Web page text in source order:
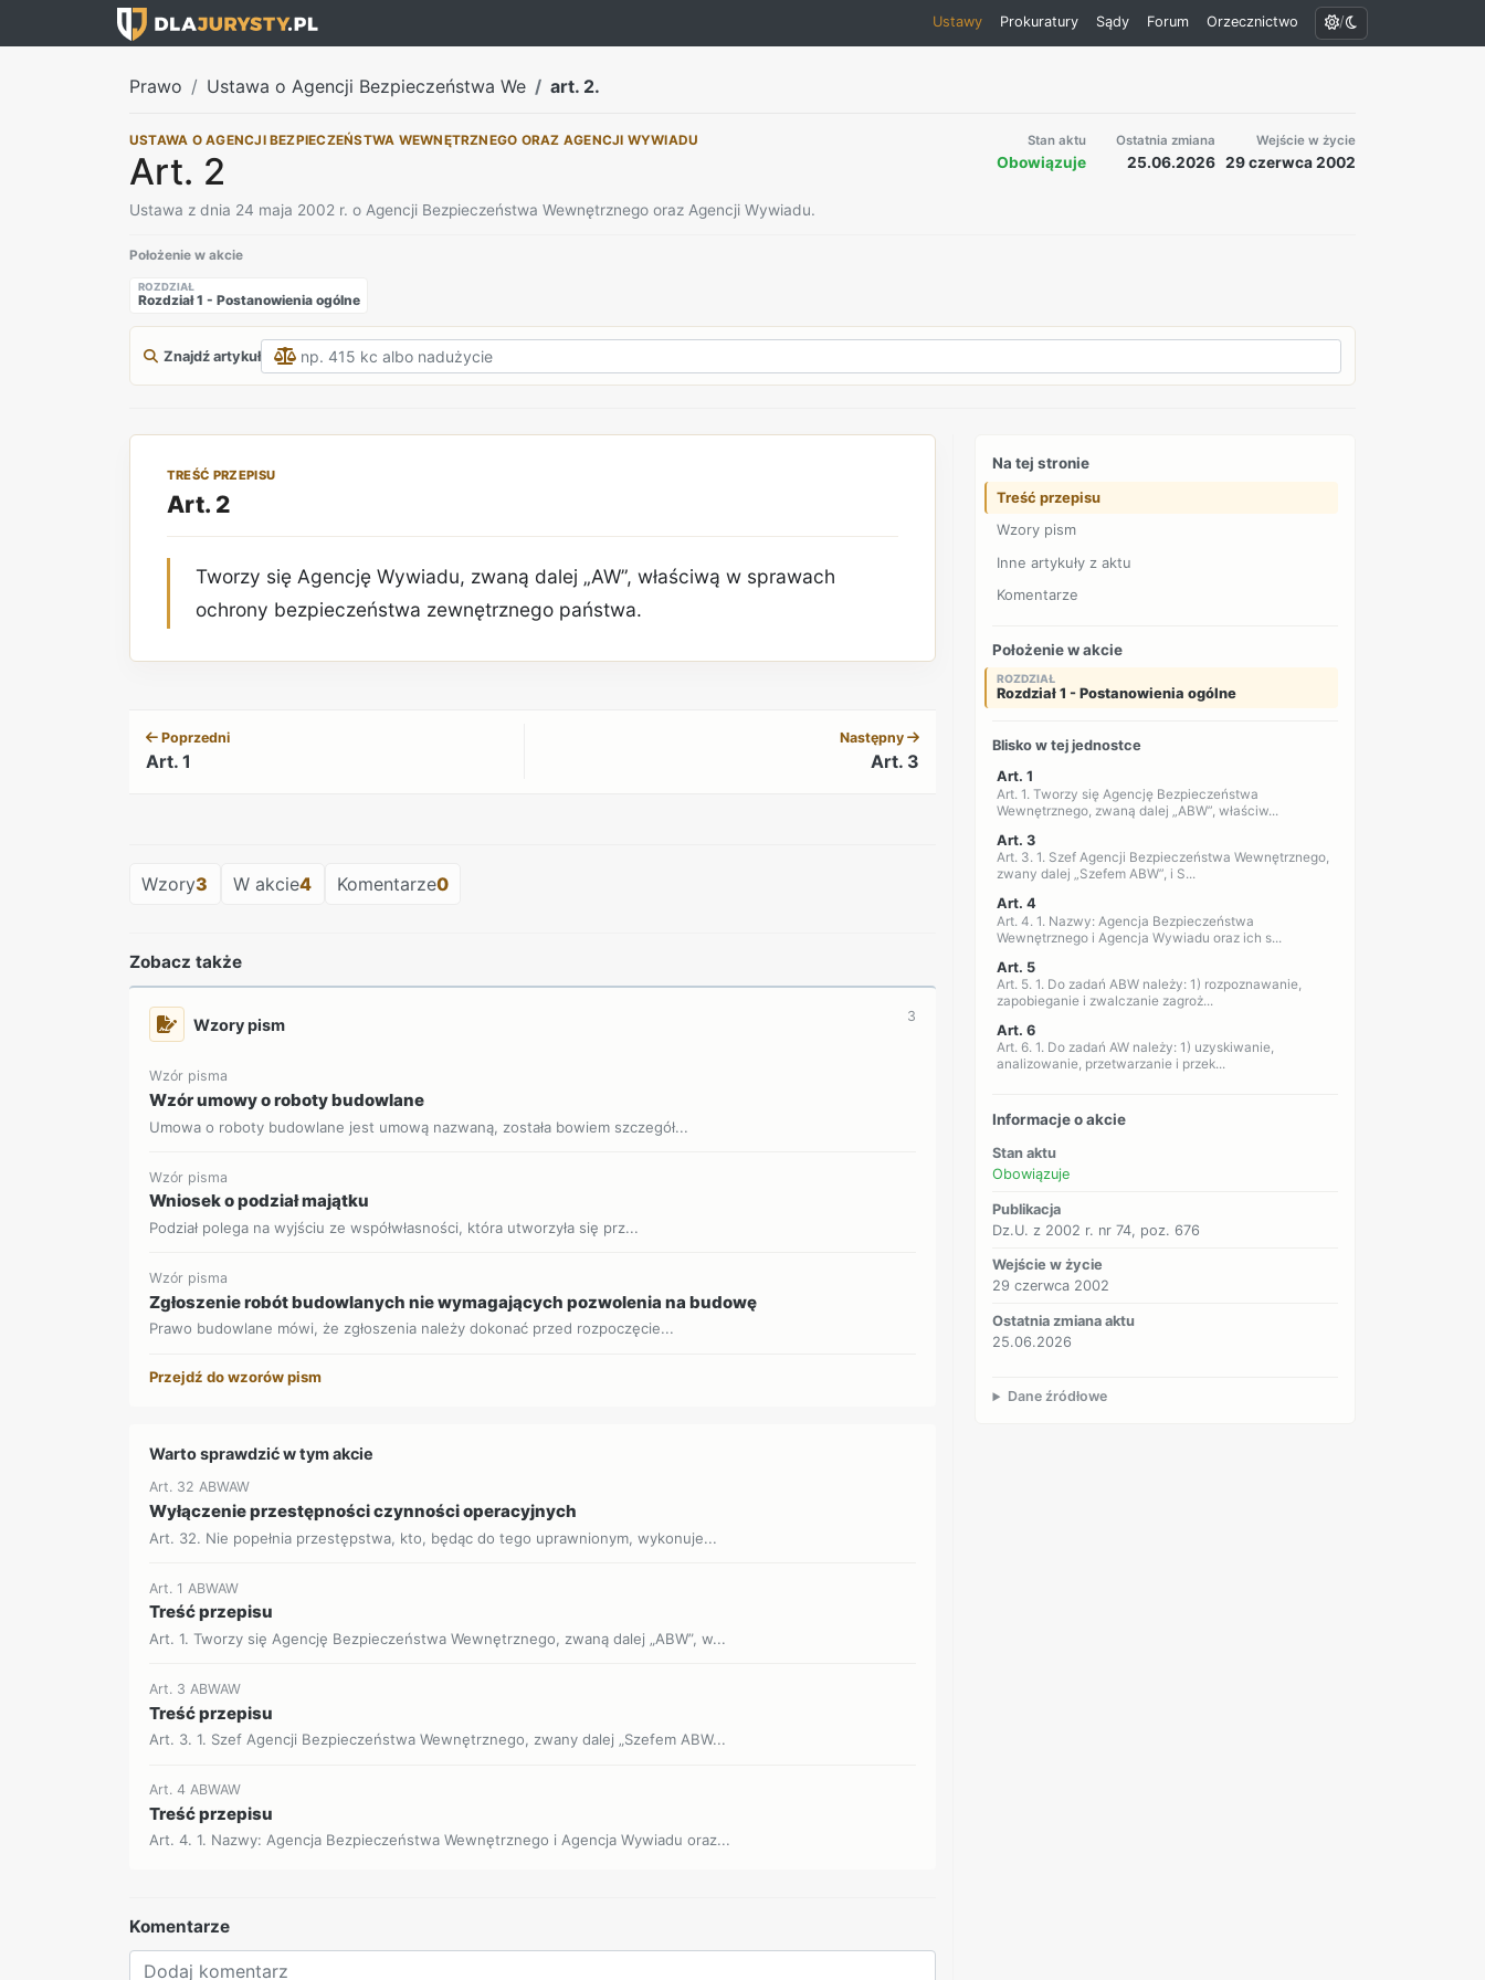
Ustawy Prokuratury Sądy Forum Orzecznictwo /
Prawo Ustawa o Agencji Bezpieczeństwa We art. 2.
USTAWA O AGENCJI BEZPIECZEŃSTWA WEWNĘTRZNEGO ORAZ AGENCJI WYWIADU
Art. 2
Ustawa z dnia 24 maja 2002 r. o Agencji Bezpieczeństwa Wewnętrznego oraz Agencji Wywiadu.
Stan aktu
Obowiązuje
Ostatnia zmiana
25.06.2026
Wejście w życie
29 czerwca 2002
Położenie w akcie
ROZDZIAŁ
Rozdział 1 - Postanowienia ogólne
Znajdź artykuł
TREŚĆ PRZEPISU
Art. 2
Tworzy się Agencję Wywiadu, zwaną dalej „AW”, właściwą w sprawach
ochrony bezpieczeństwa zewnętrznego państwa.
Poprzedni
Art. 1
Następny
Art. 3
Wzory3 W akcie4 Komentarze0
Zobacz także
Wzory pism 3
Wzór pisma
Wzór umowy o roboty budowlane
Umowa o roboty budowlane jest umową nazwaną, została bowiem szczegół...
Wzór pisma
Wniosek o podział majątku
Podział polega na wyjściu ze współwłasności, która utworzyła się prz...
Wzór pisma
Zgłoszenie robót budowlanych nie wymagających pozwolenia na budowę
Prawo budowlane mówi, że zgłoszenia należy dokonać przed rozpoczęcie...
Przejdź do wzorów pism
Warto sprawdzić w tym akcie
Art. 32 ABWAW
Wyłączenie przestępności czynności operacyjnych
Art. 32. Nie popełnia przestępstwa, kto, będąc do tego uprawnionym, wykonuje...
Art. 1 ABWAW
Treść przepisu
Art. 1. Tworzy się Agencję Bezpieczeństwa Wewnętrznego, zwaną dalej „ABW”, w...
Art. 3 ABWAW
Treść przepisu
Art. 3. 1. Szef Agencji Bezpieczeństwa Wewnętrznego, zwany dalej „Szefem ABW...
Art. 4 ABWAW
Treść przepisu
Art. 4. 1. Nazwy: Agencja Bezpieczeństwa Wewnętrznego i Agencja Wywiadu oraz...
Komentarze
Na tej stronie
Treść przepisu
Wzory pism
Inne artykuły z aktu
Komentarze
Położenie w akcie
ROZDZIAŁ
Rozdział 1 - Postanowienia ogólne
Blisko w tej jednostce
Art. 1
Art. 1. Tworzy się Agencję Bezpieczeństwa
Wewnętrznego, zwaną dalej „ABW”, właściw...
Art. 3
Art. 3. 1. Szef Agencji Bezpieczeństwa Wewnętrznego,
zwany dalej „Szefem ABW”, i S...
Art. 4
Art. 4. 1. Nazwy: Agencja Bezpieczeństwa
Wewnętrznego i Agencja Wywiadu oraz ich s...
Art. 5
Art. 5. 1. Do zadań ABW należy: 1) rozpoznawanie,
zapobieganie i zwalczanie zagroż...
Art. 6
Art. 6. 1. Do zadań AW należy: 1) uzyskiwanie,
analizowanie, przetwarzanie i przek...
Informacje o akcie
Stan aktu
Obowiązuje
Publikacja
Dz.U. z 2002 r. nr 74, poz. 676
Wejście w życie
29 czerwca 2002
Ostatnia zmiana aktu
25.06.2026
Dane źródłowe